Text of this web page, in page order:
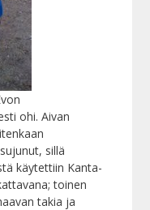
ohi. Aivan
sillä
käytettiin Kanta-
toinen
takia ja